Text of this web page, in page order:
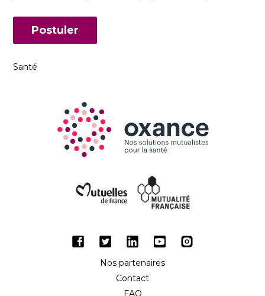
Postuler
Santé
FacebookTwitterLinkedInYoutubeInstagram
Nos partenaires
Contact
FAQ